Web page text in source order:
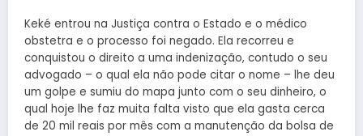
Keké entrou na Justiça contra o Estado e o médico
obstetra e o processo foi negado. Ela recorreu e
conquistou o direito a uma indenização, contudo o seu
advogado – o qual ela não pode citar o nome – lhe deu
um golpe e sumiu do mapa junto com o seu dinheiro, o
qual hoje lhe faz muita falta visto que ela gasta cerca
de 20 mil reais por mês com a manutenção da bolsa de